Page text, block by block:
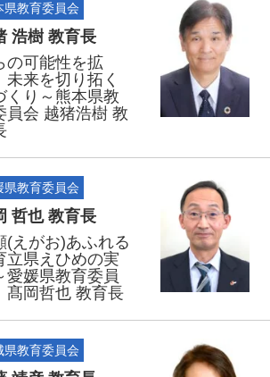
県教育委員会
浩樹 教育長
の可能性を拡
未来を切り拓く
くり～熊本県教
員会 越猪浩樹 教
県教育委員会
哲也 教育長
(えがお)あふれる
立県えひめの実
愛媛県教育委員
岡哲也 教育長
県教育委員会